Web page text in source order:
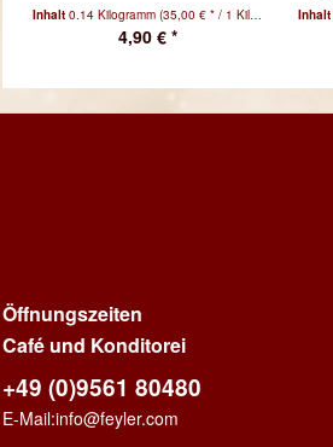
Inhalt 0.14 Kilogramm (35,00 € * / 1 Kilogramm)
4,90 € *
Inhalt
Öffnungszeiten
Café und Konditorei
+49 (0)9561 80480
E-Mail:info@feyler.com